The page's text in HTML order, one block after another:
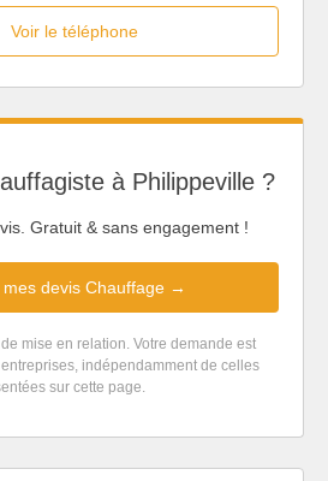
Voir le téléphone
à Philippeville ?
Gratuit & sans engagement !
mes devis Chauffage →
mise en relation. Votre demande est
indépendamment de celles
sur cette page.